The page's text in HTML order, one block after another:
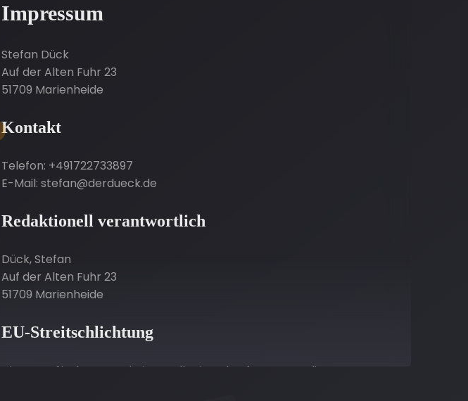
Impressum
Stefan Dück
Auf der Alten Fuhr 23
51709 Marienheide
Kontakt
Telefon: +491722733897
E-Mail: stefan@derdueck.de
Redaktionell verantwortlich
Dück, Stefan
Auf der Alten Fuhr 23
51709 Marienheide
EU-Streitschlichtung
Die Europäische Kommission stellt eine Plattform zur Online-